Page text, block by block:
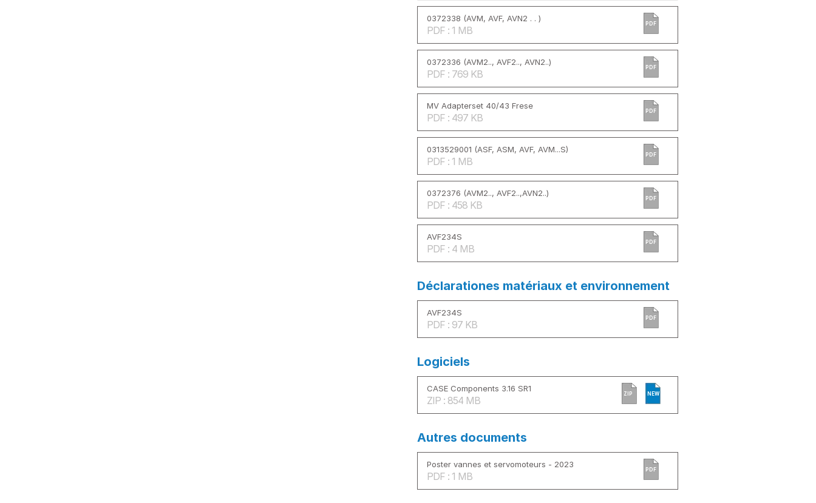
0372338 (AVM, AVF, AVN2 . . )
PDF : 1 MB
PDF
0372336 (AVM2.., AVF2.., AVN2..)
PDF : 769 KB
PDF
MV Adapterset 40/43 Frese
PDF : 497 KB
PDF
0313529001 (ASF, ASM, AVF, AVM...S)
PDF : 1 MB
PDF
0372376 (AVM2.., AVF2..,AVN2..)
PDF : 458 KB
PDF
AVF234S
PDF : 4 MB
PDF
Déclarationes matériaux et environnement
AVF234S
PDF : 97 KB
PDF
Logiciels
CASE Components 3.16 SR1
ZIP : 854 MB
ZIP NEW
Autres documents
Poster vannes et servomoteurs - 2023
PDF : 1 MB
PDF